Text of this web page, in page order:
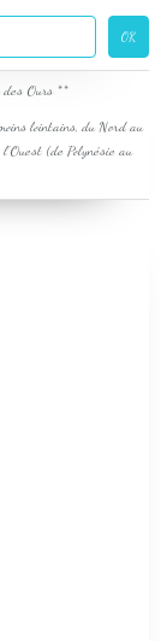
lointains, du Nord au
(de Polynésie au